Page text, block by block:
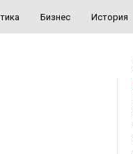
Бизнес История